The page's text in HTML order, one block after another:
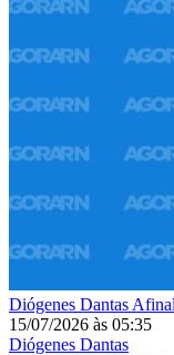
Diógenes Dantas
15/07/2026 às 05:35
Diógenes Dantas